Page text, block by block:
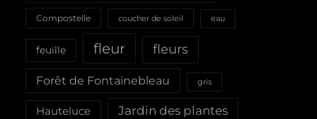
Compostelle coucher de soleil eau
feuille fleur fleurs
Forêt de Fontainebleau gris
Hauteluce Jardin des plantes